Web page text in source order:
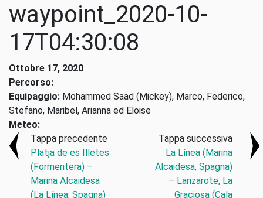
waypoint_2020-10-
17T04:30:08
Ottobre 17, 2020
Percorso:
Equipaggio: Mohammed Saad (Mickey), Marco, Federico,
Stefano, Maribel, Arianna ed Eloise
Meteo:
Tappa precedente
Platja de es Illetes
(Formentera) –
Marina Alcaidesa
(La Línea, Spagna)
Tappa successiva
La Línea (Marina
Alcaidesa, Spagna)
– Lanzarote, La
Graciosa (Cala